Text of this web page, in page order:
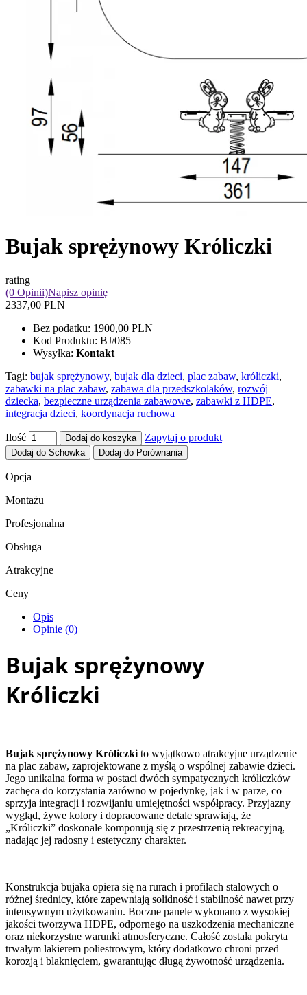
Bujak sprężynowy Króliczki
rating
(0 Opinii)Napisz opinię
2337,00 PLN
Bez podatku: 1900,00 PLN
Kod Produktu: BJ/085
Wysyłka: Kontakt
Tagi: bujak sprężynowy, bujak dla dzieci, plac zabaw, króliczki,
zabawki na plac zabaw, zabawa dla przedszkolaków, rozwój
dziecka, bezpieczne urządzenia zabawowe, zabawki z HDPE,
integracja dzieci, koordynacja ruchowa
Ilość Dodaj do koszyka Zapytaj o produkt
Dodaj do Schowka Dodaj do Porównania
Opcja
Montażu
Profesjonalna
Obsługa
Atrakcyjne
Ceny
Opis
Opinie (0)
Bujak sprężynowy
Króliczki
Bujak sprężynowy Króliczki to wyjątkowo atrakcyjne urządzenie
na plac zabaw, zaprojektowane z myślą o wspólnej zabawie dzieci.
Jego unikalna forma w postaci dwóch sympatycznych króliczków
zachęca do korzystania zarówno w pojedynkę, jak i w parze, co
sprzyja integracji i rozwijaniu umiejętności współpracy. Przyjazny
wygląd, żywe kolory i dopracowane detale sprawiają, że
„Króliczki” doskonale komponują się z przestrzenią rekreacyjną,
nadając jej radosny i estetyczny charakter.
Konstrukcja bujaka opiera się na rurach i profilach stalowych o
różnej średnicy, które zapewniają solidność i stabilność nawet przy
intensywnym użytkowaniu. Boczne panele wykonano z wysokiej
jakości tworzywa HDPE, odpornego na uszkodzenia mechaniczne
oraz niekorzystne warunki atmosferyczne. Całość została pokryta
trwałym lakierem poliestrowym, który dodatkowo chroni przed
korozją i blaknięciem, gwarantując długą żywotność urządzenia.